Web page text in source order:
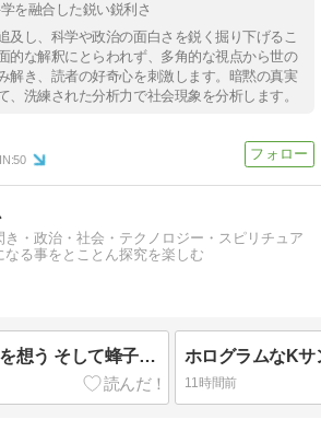
を融合した鋭い鋭利さ
及し、科学や政治の面白さを鋭く掘り下げるこ
的な解釈にとらわれず、多角的な視点から世の
解き、読者の好奇心を刺激します。暗黙の真実
、洗練された分析力で社会現象を分析します。
50
き・政治・社会・テクノロジー・スピリチュア
なる事をとことん探究を楽しむ
空へ繋がる龍（流）を想う そして蜂子皇子は東北へ
11時間前